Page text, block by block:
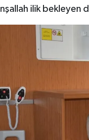
İnşallah ilik bekleyen